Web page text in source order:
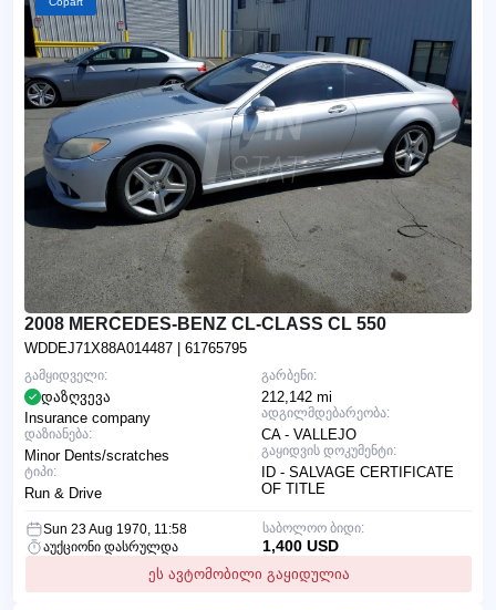
2008 MERCEDES-BENZ CL-CLASS CL 550
WDDEJ71X88A014487 | 61765795
გარბენი:
212,142 mi
ადგილმდებარეობა:
CA - VALLEJO
გაყიდვის დოკუმენტი:
ID - SALVAGE CERTIFICATE
OF TITLE
გამყიდველი:
დაზღვევა
Insurance company
დაზიანება:
Minor Dents/scratches
ტიპი:
Run & Drive
Sun 23 Aug 1970, 11:58
აუქციონი დასრულდა
ეს ავტომობილი გაყიდულია
საბოლოო ბიდი:
1,400 USD